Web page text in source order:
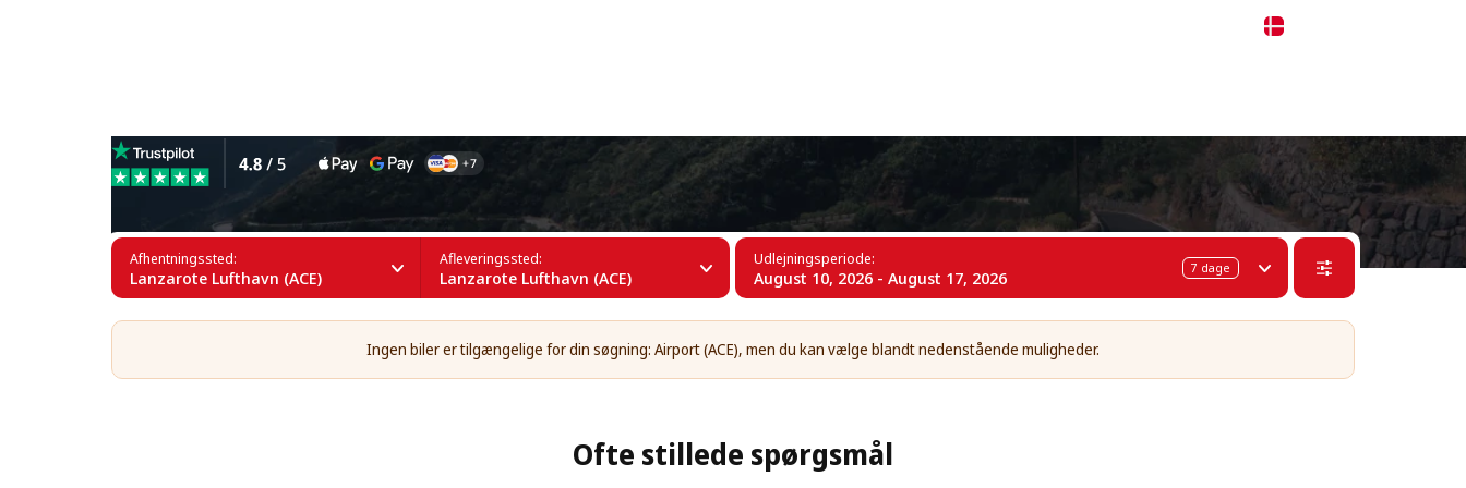
Afhentningssted:
Lanzarote Lufthavn (ACE)
Afleveringssted:
Lanzarote Lufthavn (ACE)
Udlejningsperiode:
August 10, 2026 - August 17, 2026 7 dage
Ingen biler er tilgængelige for din søgning: Airport (ACE), men du kan vælge blandt nedenstående muligheder.
Ofte stillede spørgsmål